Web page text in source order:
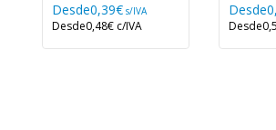
Desde0,39€ s/IVA
Desde0,48€ c/IVA
Desde
Desde